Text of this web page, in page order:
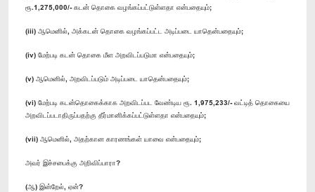
ரூ.1,275,000/- கடன் தொகை வழங்கப்பட்டுள்ளதா என்பதையும்;
‍(iii) ஆமெனில், அக்கடன் தொகை வழங்கப்பட்ட அடிப்படை யாதென்பதையும்;
(iv) மேற்படி கடன் தொகை மீள அறவிடப்படுமா என்பதையும்;
(v) ஆமெனில், அறவிடப்படும் அடிப்படை யாதென்பதையும்;
(vi) மேற்படி கடன்தொகைக்காக அறவிடப்பட வேண்டிய ரூ. 1,975,233/- வட்டித் தொகையை
அறவிடப்படாதிருப்பதற்கு தீர்மானிக்கப்பட்டுள்ளதா என்பதையும்;
(vii) ஆமெனில், அதற்கான காரணங்கள் யாவை என்பதையும்;
அவர் இச்சபைக்கு அறிவிப்பாரா?
(ஆ) இன்றேல், ஏன்?